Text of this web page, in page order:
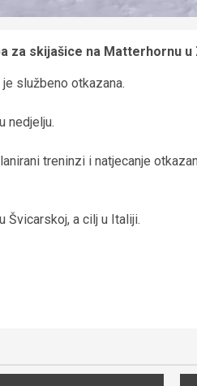
za skijašice na Matterhornu
službeno otkazana.
nedjelju.
treninzi i natjecanje
Švicarskoj, a cilj u Italiji.